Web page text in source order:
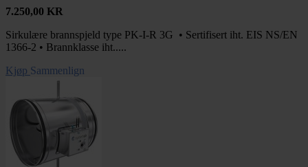
7.250,00 KR
Sirkulære brannspjeld type PK-I-R 3G • Sertifisert iht. EIS NS/EN
1366-2 • Brannklasse iht.....
Kjøp Sammenlign